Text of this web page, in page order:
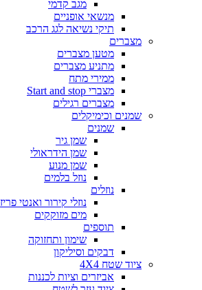
מגב קדמי
מנשאי אופניים
תיקי נשיאה לגג הרכב
מצברים
מטען מצברים
מתניע מצברים
ממירי מתח
מצברי Start and stop
מצברים רגילים
שמנים וכימיקלים
שמנים
שמן גיר
שמן הידראולי
שמן מנוע
נוזל בלמים
נוזלים
נוזלי קירור ואנטי פריז
מים מזוקקים
תוספים
שימון ותחזוקה
דבקים וסיליקון
ציוד שטח 4X4
אביזרים וציות לכננות